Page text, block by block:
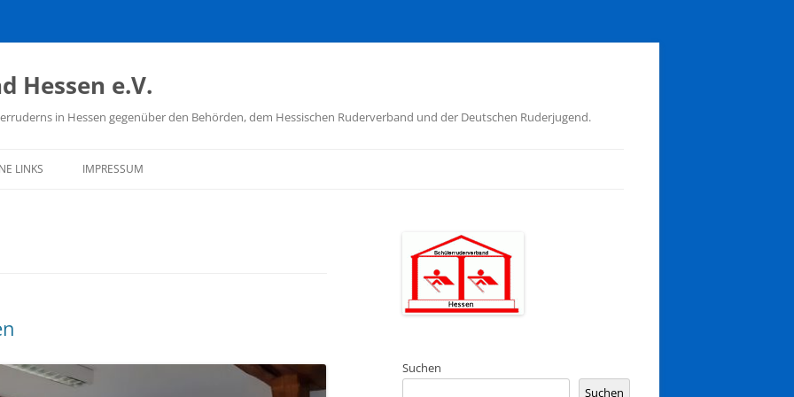
Hessen e.V.
in Hessen gegenüber den Behörden, dem Hessischen Ruderverband und der Deutschen Ruderjugend.
LINKS IMPRESSUM
Suchen
Suchen